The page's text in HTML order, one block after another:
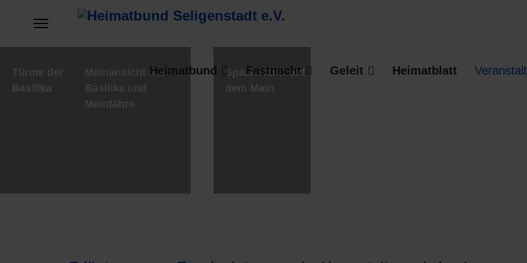
Heimatbund Fastnacht Geleit Heimatblatt
Mainansicht mit
Spazierfahrt auf